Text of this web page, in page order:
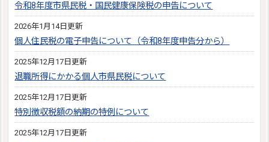
令和8年度市県民税・国民健康保険税の申告について
2026年1月14日更新
個人住民税の電子申告について（令和8年度申告分から）
2025年12月17日更新
退職所得にかかる個人市県民税について
2025年12月17日更新
特別徴収税額の納期の特例について
2025年12月17日更新